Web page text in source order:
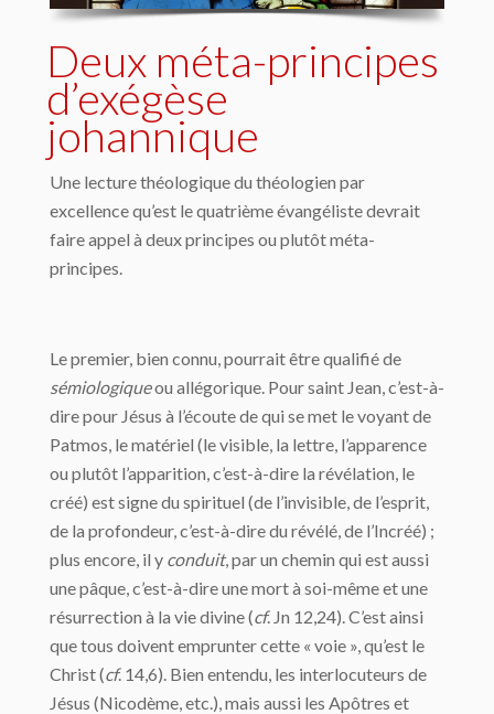
Deux méta-principes
d’exégèse
johannique
Une lecture théologique du théologien par
excellence qu’est le quatrième évangéliste devrait
faire appel à deux principes ou plutôt méta-
principes.
Le premier, bien connu, pourrait être qualifié de
sémiologiqueou allégorique. Pour saint Jean, c’est-à-
dire pour Jésus à l’écoute de qui se met le voyant de
Patmos, le matériel (le visible, la lettre, l’apparence
ou plutôt l’apparition, c’est-à-dire la révélation, le
créé) est signe du spirituel (de l’invisible, de l’esprit,
de la profondeur, c’est-à-dire du révélé, de l’Incréé) ;
plus encore, il y conduit, par un chemin qui est aussi
une pâque, c’est-à-dire une mort à soi-même et une
résurrection à la vie divine (cf. Jn 12,24). C’est ainsi
que tous doivent emprunter cette « voie », qu’est le
Christ (cf. 14,6). Bien entendu, les interlocuteurs de
Jésus (Nicodème, etc.), mais aussi les Apôtres et